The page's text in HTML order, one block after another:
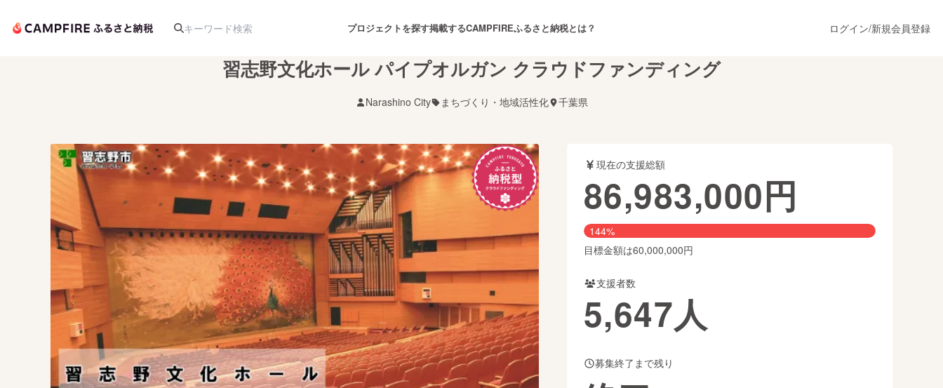
プロジェクトを探す
アート・写真 音楽 舞台・パフォーマンス
テクノロジー・ガジェット ゲーム・サービス開発 フード・飲食店 ファッション
映像・映画 書籍・雑誌出版 アニメ・漫画
ビジネス・起業 チャレンジ ビューティー・ヘルスケア
まちづくり・地域活性化
CAMPFIRE for Social Good
CAMPFIRE Creation
掲載するCAMPFIREふるさと納税とは？ ログイン/新規会員登録
習志野文化ホール パイプオルガン クラウドファンディング
Narashino City まちづくり・地域活性化 千葉県
現在の支援総額
86,983,000円
144%
目標金額は60,000,000円
支援者数
5,647人
募集終了まで残り